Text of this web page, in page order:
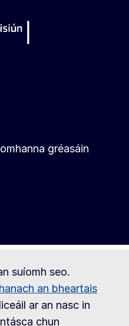
suíomh seo.
an bheartais
ar an nasc in
chun
gréasáin